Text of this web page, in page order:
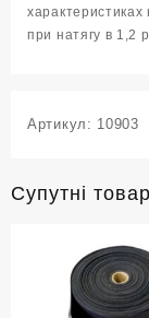
при натягу в 1,2
Артикул: 10903
Супутні